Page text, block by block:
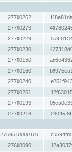
27700262
27700273
27700229
27700230
27700150
27700160
27700240
27700251
27700193
27700218
2769510000100
27600090